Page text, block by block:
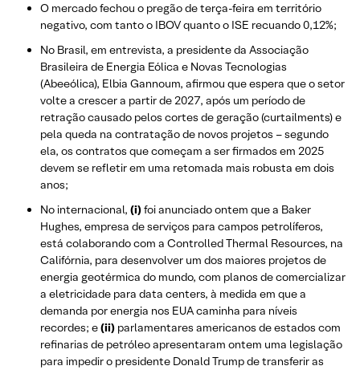
O mercado fechou o pregão de terça-feira em território
negativo, com tanto o IBOV quanto o ISE recuando 0,12%;
No Brasil, em entrevista, a presidente da Associação
Brasileira de Energia Eólica e Novas Tecnologias
(Abeeólica), Elbia Gannoum, afirmou que espera que o setor
volte a crescer a partir de 2027, após um período de
retração causado pelos cortes de geração (curtailments) e
pela queda na contratação de novos projetos – segundo
ela, os contratos que começam a ser firmados em 2025
devem se refletir em uma retomada mais robusta em dois
anos;
No internacional, (i)foi anunciado ontem que a Baker
Hughes, empresa de serviços para campos petrolíferos,
está colaborando com a Controlled Thermal Resources, na
Califórnia, para desenvolver um dos maiores projetos de
energia geotérmica do mundo, com planos de comercializar
a eletricidade para data centers, à medida em que a
demanda por energia nos EUA caminha para níveis
recordes; e(ii) parlamentares americanos de estados com
refinarias de petróleo apresentaram ontem uma legislação
para impedir o presidente Donald Trump de transferir as